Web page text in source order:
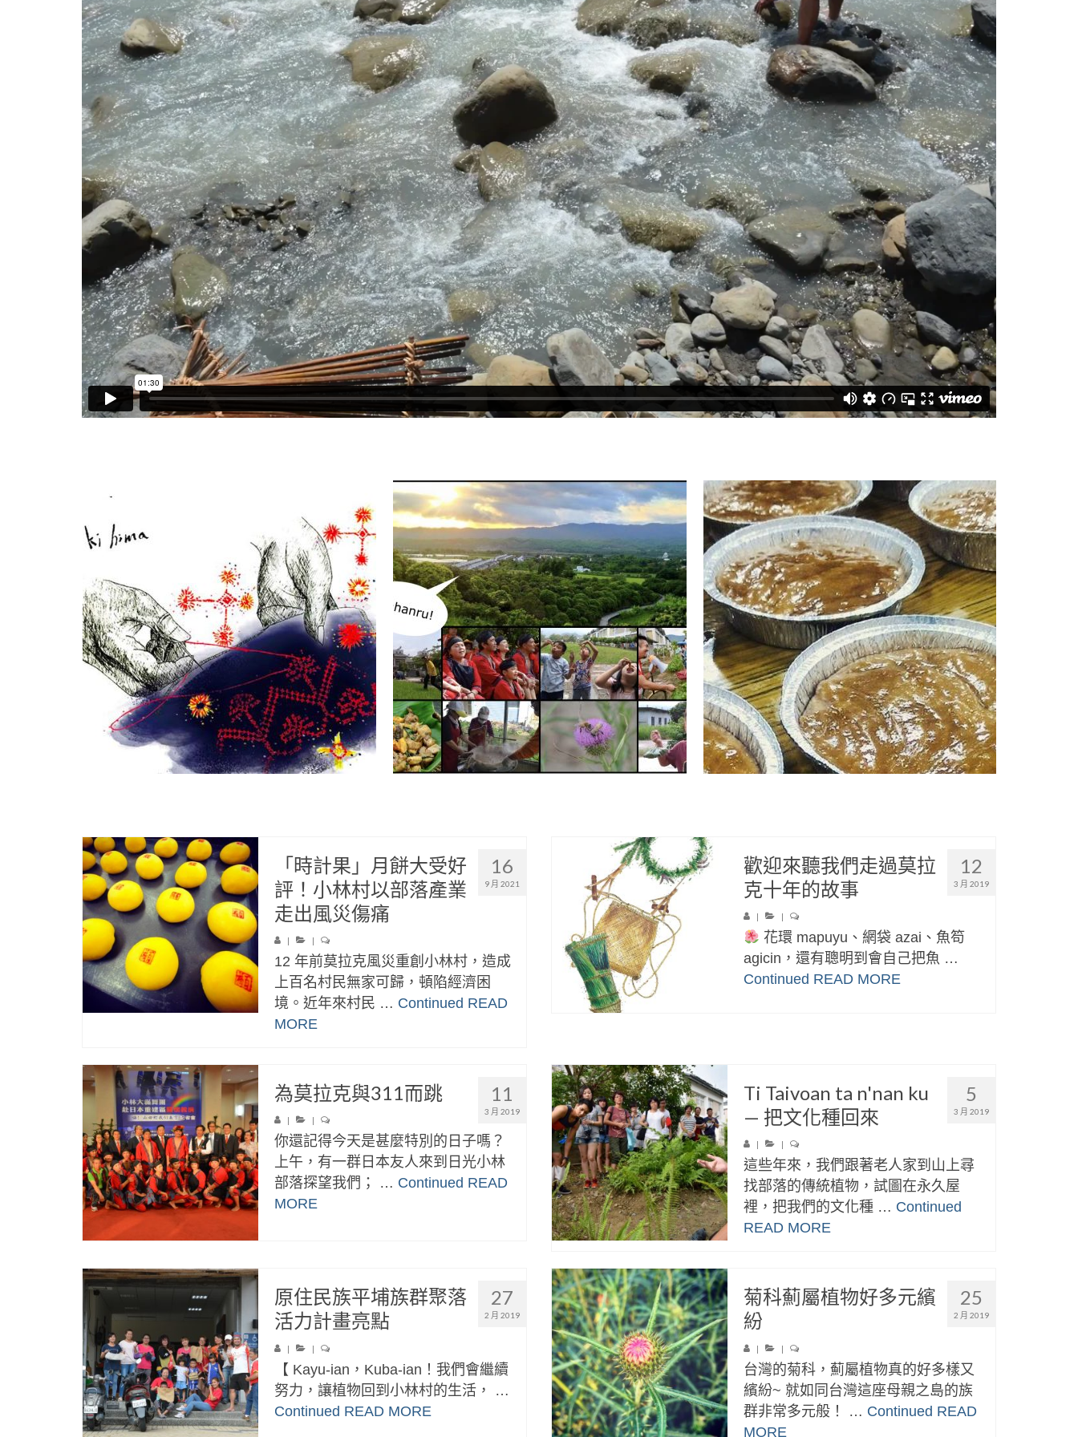
16
9 月 2021
「時計果」月餅大受好
評！小林村以部落產業
走出風災傷痛
| |
12 年前莫拉克風災重創小林村，造成
上百名村民無家可歸，頓陷經濟困
境。近年來村民 … Continued READ
MORE
12
3 月 2019
歡迎來聽我們走過莫拉
克十年的故事
| |
花環 mapuyu、網袋 azai、魚笱
agicin，還有聰明到會自己把魚 …
Continued READ MORE
11
3 月 2019
為莫拉克與311而跳
你還記得今天是甚麼特別的日子嗎？
上午，有一群日本友人來到日光小林
部落探望我們； … Continued READ
MORE
5
3 月 2019
Ti Taivoan ta n'nan ku
— 把文化種回來
這些年來，我們跟著老人家到山上尋
找部落的傳統植物，試圖在永久屋
裡，把我們的文化種 … Continued
READ MORE
27
2 月 2019
原住民族平埔族群聚落
活力計畫亮點
| |
【 Kayu-ian，Kuba-ian！我們會繼續
努力，讓植物回到小林村的生活， …
Continued READ MORE
25
2 月 2019
菊科薊屬植物好多元繽
紛
| |
台灣的菊科，薊屬植物真的好多樣又
繽紛~ 就如同台灣這座母親之島的族
群非常多元般！ … Continued READ
MORE